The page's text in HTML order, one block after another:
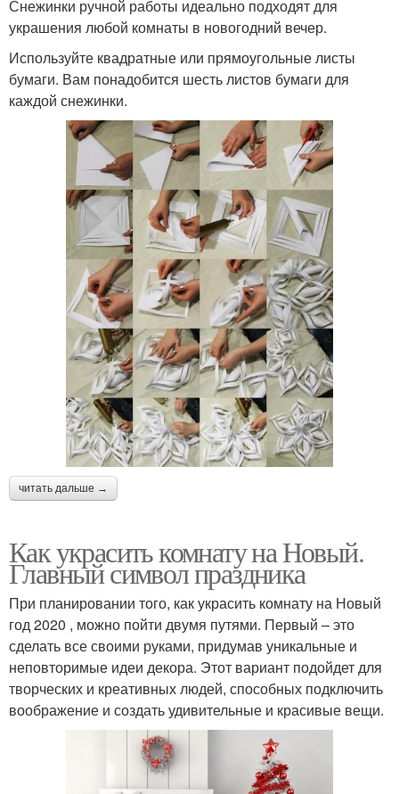
Снежинки ручной работы идеально подходят для
украшения любой комнаты в новогодний вечер.
Используйте квадратные или прямоугольные листы
бумаги. Вам понадобится шесть листов бумаги для
каждой снежинки.
читать дальше →
Как украсить комнату на Новый.
Главный символ праздника
При планировании того, как украсить комнату на Новый
год 2020 , можно пойти двумя путями. Первый – это
сделать все своими руками, придумав уникальные и
неповторимые идеи декора. Этот вариант подойдет для
творческих и креативных людей, способных подключить
воображение и создать удивительные и красивые вещи.